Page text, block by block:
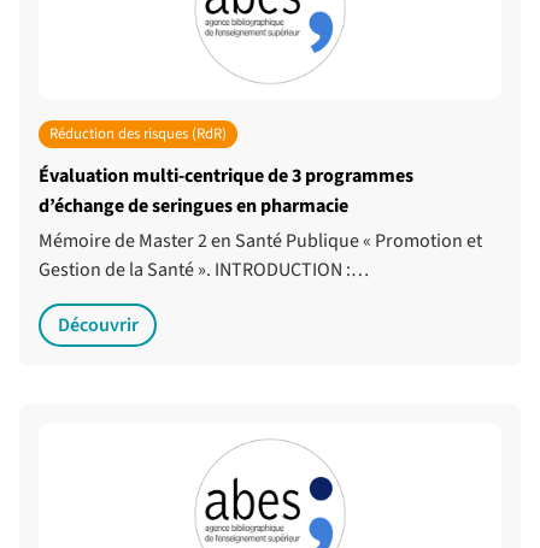
Réduction des risques (RdR)
Évaluation multi-centrique de 3 programmes
d’échange de seringues en pharmacie
Mémoire de Master 2 en Santé Publique « Promotion et
Gestion de la Santé ». INTRODUCTION :…
Découvrir